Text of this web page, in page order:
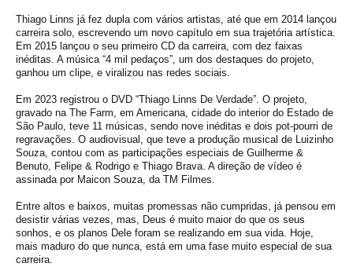
Thiago Linns já fez dupla com vários artistas, até que em 2014 lançou
carreira solo, escrevendo um novo capítulo em sua trajetória artística.
Em 2015 lançou o seu primeiro CD da carreira, com dez faixas
inéditas. A música “4 mil pedaços”, um dos destaques do projeto,
ganhou um clipe, e viralizou nas redes sociais.
Em 2023 registrou o DVD “Thiago Linns De Verdade”. O projeto,
gravado na The Farm, em Americana, cidade do interior do Estado de
São Paulo, teve 11 músicas, sendo nove inéditas e dois pot-pourri de
regravações. O audiovisual, que teve a produção musical de Luizinho
Souza, contou com as participações especiais de Guilherme &
Benuto, Felipe & Rodrigo e Thiago Brava. A direção de vídeo é
assinada por Maicon Souza, da TM Filmes.
Entre altos e baixos, muitas promessas não cumpridas, já pensou em
desistir várias vezes, mas, Deus é muito maior do que os seus
sonhos, e os planos Dele foram se realizando em sua vida. Hoje,
mais maduro do que nunca, está em uma fase muito especial de sua
carreira.